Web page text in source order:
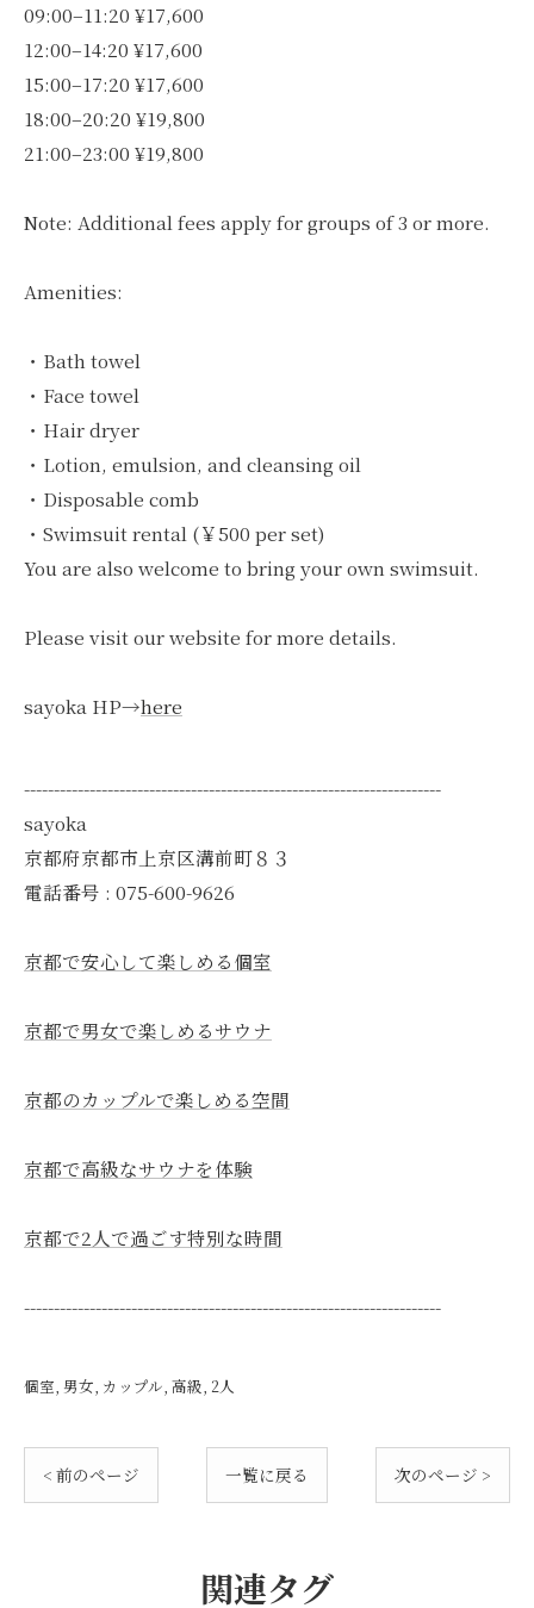
09:00–11:20 ¥17,600
12:00–14:20 ¥17,600
15:00–17:20 ¥17,600
18:00–20:20 ¥19,800
21:00–23:00 ¥19,800
Note: Additional fees apply for groups of 3 or more.
Amenities:
・Bath towel
・Face towel
・Hair dryer
・Lotion, emulsion, and cleansing oil
・Disposable comb
・Swimsuit rental (￥500 per set)
You are also welcome to bring your own swimsuit.
Please visit our website for more details.
sayoka HP→here
----------------------------------------------------------------------
sayoka
京都府京都市上京区溝前町８３
電話番号 : 075-600-9626
京都で安心して楽しめる個室
京都で男女で楽しめるサウナ
京都のカップルで楽しめる空間
京都で高級なサウナを体験
京都で2人で過ごす特別な時間
----------------------------------------------------------------------
個室 男女 カップル 高級 2人
< 前のページ 一覧に戻る 次のページ >
関連タグ